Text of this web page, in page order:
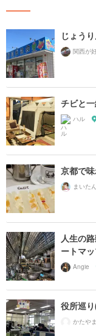
じょう
チビと
ハル
京都で
まいたん
人生の
ートマ
Angie
役所巡
かたやま